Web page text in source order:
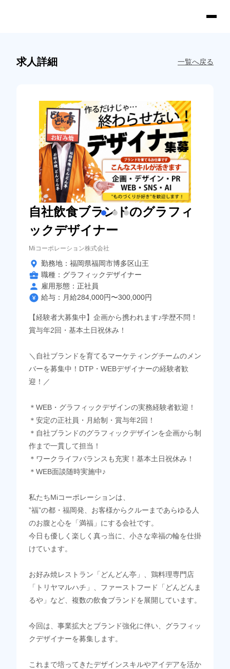
求人詳細 一覧へ戻る
自社飲食ブランドのグラフィ
ックデザイナー
Miコーポレーション株式会社
勤務地：福岡県福岡市博多区山王
職種：グラフィックデザイナー
雇用形態：正社員
給与：月給284,000円〜300,000円
【経験者大募集中】企画から携われます♪学歴不問！
賞与年2回・基本土日祝休み！
＼自社ブランドを育てるマーケティングチームのメン
バーを募集中！DTP・WEBデザイナーの経験者歓
迎！／
＊WEB・グラフィックデザインの実務経験者歓迎！
＊安定の正社員・月給制・賞与年2回！
＊自社ブランドのグラフィックデザインを企画から制
作まで一貫して担当！
＊ワークライフバランスも充実！基本土日祝休み！
＊WEB面談随時実施中♪
私たちMiコーポレーションは、
”福”の都・福岡発、お客様からクルーまであらゆる人
のお腹と心を「満福」にする会社です。
今日も優しく楽しく真っ当に、小さな幸福の輪を仕掛
けています。
お好み焼レストラン「どんどん亭」、鶏料理専門店
「トリヤマルハチ」、ファーストフード「どんどんま
るや」など、複数の飲食ブランドを展開しています。
今回は、事業拡大とブランド強化に伴い、グラフィッ
クデザイナーを募集します。
これまで培ってきたデザインスキルやアイデアを活か